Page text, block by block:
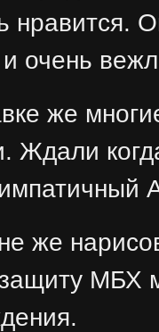
нравится.
очень
же
Ждали
же
МБХ